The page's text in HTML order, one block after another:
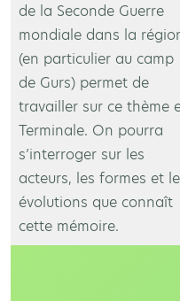
de la Seconde Guerre
mondiale dans la
(en particulier au camp
de Gurs) permet de
travailler sur ce thème
Terminale. On pourra
s’interroger sur les
acteurs, les formes et
évolutions que connaît
cette mémoire.